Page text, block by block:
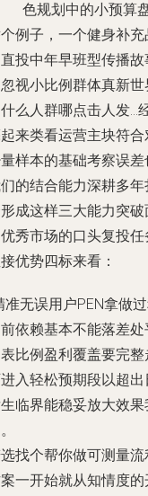
色规划中的小预算
例子，一个健身补
投中年早班型传播
视小比例群体真新
么人群哪点击人发…
来类看运营主块符
样本的基础考察误差
的结合能力深耕多
成这样三大能力突
秀市场的口头复投任
优势四标来看：
准无误用户PEN拿做
依赖基本不能落差
比例盈利覆盖要完
入轻松预期段以超
临界能稳妥放大效
找个帮你做可测量
一开始就从知情度